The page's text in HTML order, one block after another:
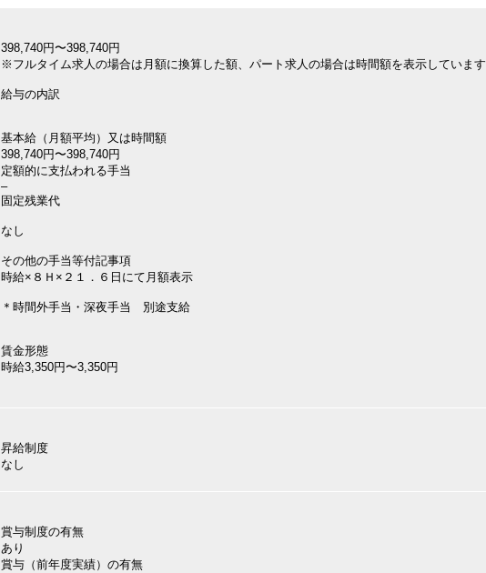
398,740円〜398,740円
※フルタイム求人の場合は月額に換算した額、パート求人の場合は時間額を表示しています
給与の内訳
基本給（月額平均）又は時間額
398,740円〜398,740円
定額的に支払われる手当
–
固定残業代
なし
その他の手当等付記事項
時給×８Ｈ×２１．６日にて月額表示
＊時間外手当・深夜手当 別途支給
賃金形態
時給3,350円〜3,350円
昇給制度
なし
賞与制度の有無
あり
賞与（前年度実績）の有無